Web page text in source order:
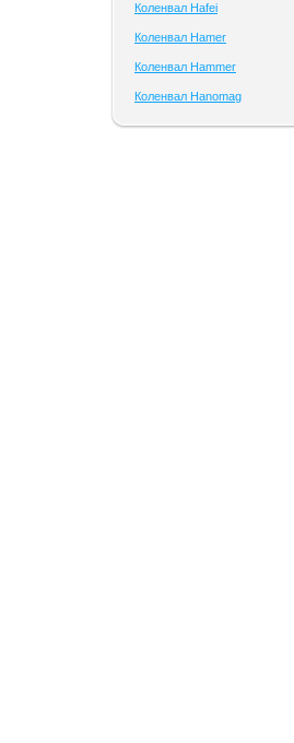
Коленвал Hafei
Коленвал Hamer
Коленвал Hammer
Коленвал Hanomag